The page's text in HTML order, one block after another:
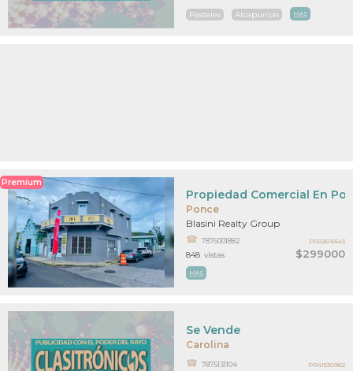
Pasteles Alcapurrias MAS
Premium
Ponce
$299000
Propiedad Comercial En
Blasini Realty Group
7876001882
MAS
848 vistas
PR22616543
Carolina
Se Vende
7875131104 PR41530962